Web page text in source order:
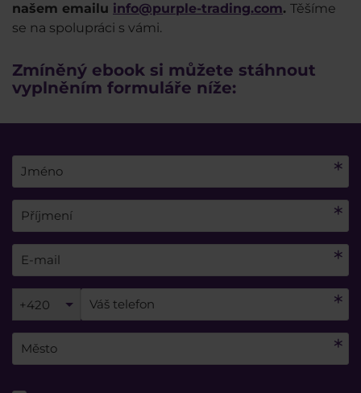
našem emailu info@purple-trading.com. Těšíme
se na spolupráci s vámi.
Zmíněný ebook si můžete stáhnout
vyplněním formuláře níže:
+420